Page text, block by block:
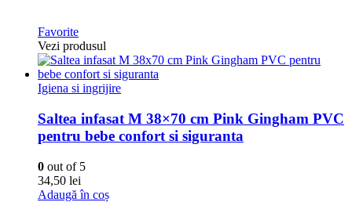
Favorite
Vezi produsul
Igiena si ingrijire
Saltea infasat M 38×70 cm Pink Gingham PVC
pentru bebe confort si siguranta
0 out of 5
34,50 lei
Adaugă în coș